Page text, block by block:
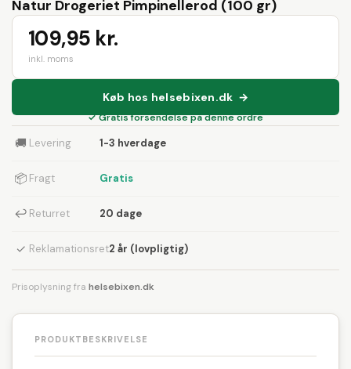
Natur Drogeriet Pimpinellerod (100 gr)
109,95 kr.
inkl. moms
Køb hos helsebixen.dk →
✓ Gratis forsendelse på denne ordre
🚚 Levering 1-3 hverdage
📦 Fragt Gratis
↩ Returret 20 dage
✓ Reklamationsret2 år (lovpligtig)
Prisoplysning fra helsebixen.dk
PRODUKTBESKRIVELSE